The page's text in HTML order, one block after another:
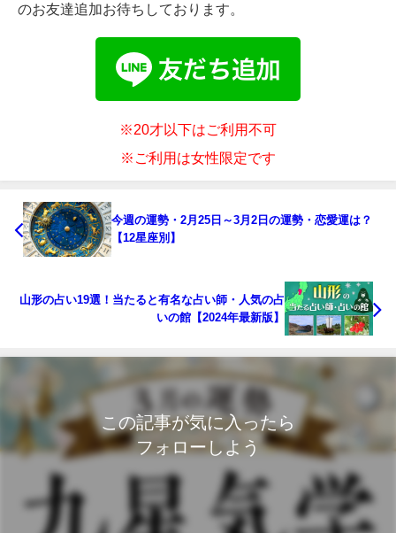
のお友達追加お待ちしております。
※20才以下はご利用不可
※ご利用は女性限定です
今週の運勢・2月25日～3月2日の運勢・恋愛運は？
【12星座別】
山形の占い19選！当たると有名な占い師・人気の占
いの館【2024年最新版】
この記事が気に入ったら
フォローしよう